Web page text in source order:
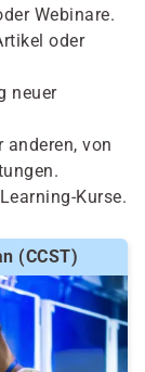
Webinare.
oder
neuer
anderen, von
Kurse.
(CCST)